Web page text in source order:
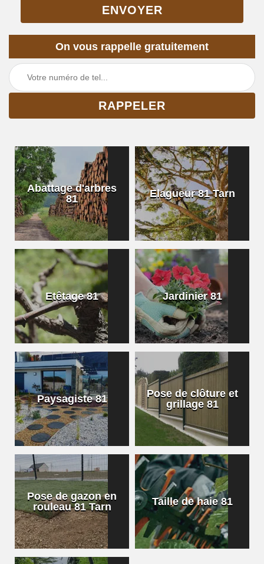
On vous rappelle gratuitement
Abattage d'arbres
81
Elagueur 81 Tarn
Etêtage 81 Jardinier 81
Paysagiste 81
Pose de clôture et
grillage 81
Pose de gazon en
rouleau 81 Tarn
Taille de haie 81